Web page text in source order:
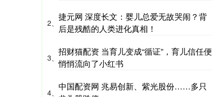
2、
捷元网 深度长文：婴儿总爱无故哭闹？背
后是残酷的人类进化真相！
3、
招财猫配资 当育儿变成“循证”，育儿信任便
悄悄流向了小红书
4、
中国配资网 兆易创新、紫光股份……多只